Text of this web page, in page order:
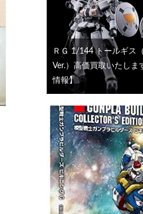
ＲＧ 1/144 トールギス
Ver.）高価買取いたし
情報】